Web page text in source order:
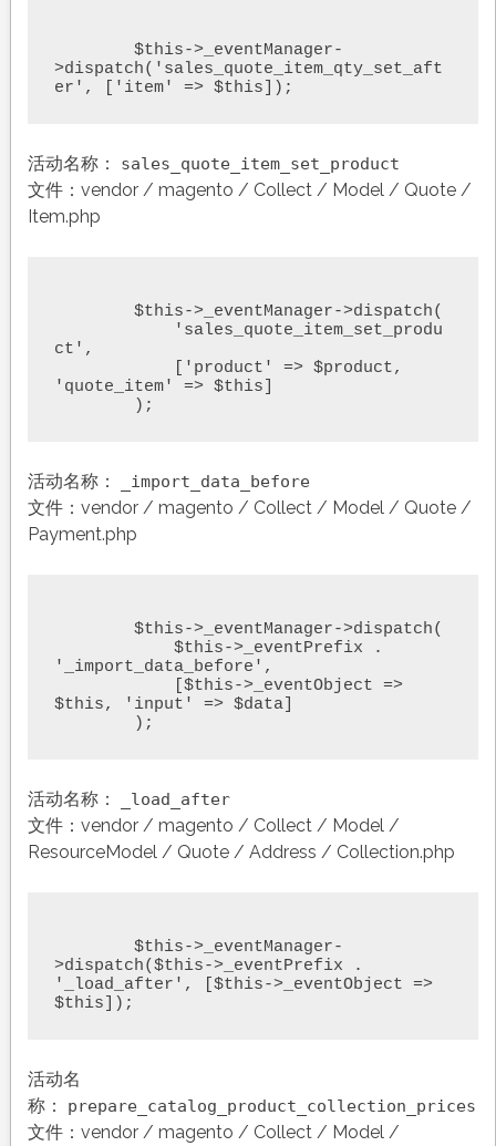
>dispatch('sales_quote_item_qty_set_aft
er', ['item' => $this]);
活动名称： sales_quote_item_set_product
文件：vendor / magento / Collect / Model / Quote /
Item.php
ct',
'quote_item' => $this]
	);
活动名称： _import_data_before
文件：vendor / magento / Collect / Model / Quote /
Payment.php
'_import_data_before',
$this, 'input' => $data]
	);
活动名称： _load_after
文件：vendor / magento / Collect / Model /
ResourceModel / Quote / Address / Collection.php
>dispatch($this->_eventPrefix .
'_load_after', [$this->_eventObject =>
$this]);
活动名
称： prepare_catalog_product_collection_prices
文件：vendor / magento / Collect / Model /